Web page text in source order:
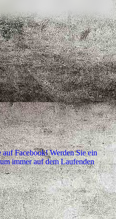
auf Facebook! Werden Sie ein
immer auf dem Laufenden